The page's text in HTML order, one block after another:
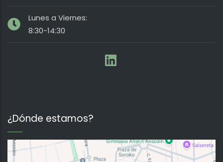
Lunes a Viernes:
8:30-14:30
¿Dónde estamos?